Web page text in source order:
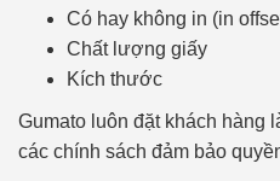
Có hay không in (in
Chất lượng giấy
Kích thước
Gumato luôn đặt khách hàng
các chính sách đảm bảo